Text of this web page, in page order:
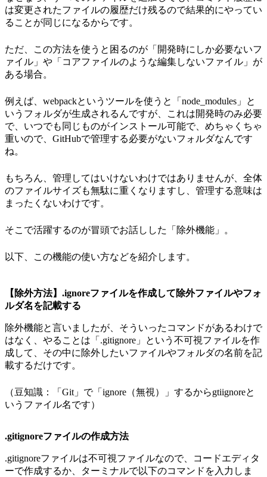
は変更されたファイルの履歴だけ残るので結果的にやってい
ることが同じになるからです。
ただ、この方法を使うと困るのが「開発時にしか必要ないフ
ァイル」や「コアファイルのような編集しないファイル」が
ある場合。
例えば、webpackというツールを使うと「node_modules」と
いうフォルダが生成されるんですが、これは開発時のみ必要
で、いつでも同じものがインストール可能で、めちゃくちゃ
重いので、GitHubで管理する必要がないフォルダなんです
ね。
もちろん、管理してはいけないわけではありませんが、全体
のファイルサイズも無駄に重くなりますし、管理する意味は
まったくないわけです。
そこで活躍するのが冒頭でお話しした「除外機能」。
以下、この機能の使い方などを紹介します。
【除外方法】.ignoreファイルを作成して除外ファイルやフォ
ルダ名を記載する
除外機能と言いましたが、そういったコマンドがあるわけで
はなく、やることは「.gitignore」という不可視ファイルを作
成して、その中に除外したいファイルやフォルダの名前を記
載するだけです。
（豆知識：「Git」で「ignore（無視）」するからgtiignoreと
いうファイル名です）
.gitignoreファイルの作成方法
.gitignoreファイルは不可視ファイルなので、コードエディタ
ーで作成するか、ターミナルで以下のコマンドを入力しま